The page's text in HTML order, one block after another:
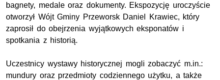
bagnety, medale oraz dokumenty. Ekspozycję uroczyście
otworzył Wójt Gminy Przeworsk Daniel Krawiec, który
zaprosił do obejrzenia wyjątkowych eksponatów i
spotkania z historią.
Uczestnicy wystawy historycznej mogli zobaczyć m.in.:
mundury oraz przedmioty codziennego użytku, a także